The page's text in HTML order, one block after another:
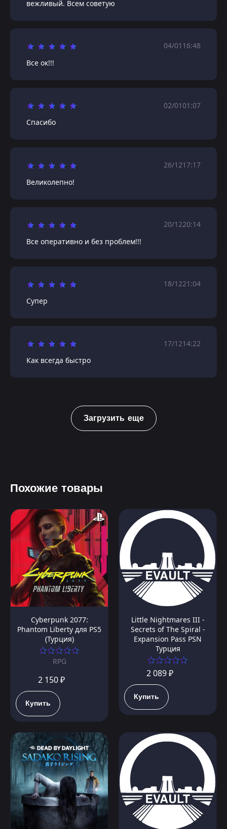
вежливый. Всем советую
04/01 16:48
Все ок!!!
02/0101:07
Спасибо
26/1217:17
Великолепно!
20/1220:14
Все оперативно и без проблем!!!
18/1221:04
Супер
17/1214:22
Как всегда быстро
Загрузить еще
Похожие товары
Cyberpunk 2077:
Phantom Liberty для PS5
(Турция)
RPG
2 150 ₽
Купить
Little Nightmares III -
Secrets of The Spiral -
Expansion Pass PSN
Турция
2 089 ₽
Купить